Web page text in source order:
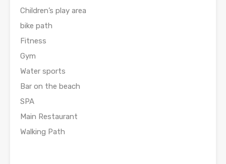
Children’s play area
bike path
Fitness
Gym
Water sports
Bar on the beach
SPA
Main Restaurant
Walking Path